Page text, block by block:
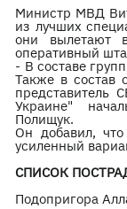
Министр МВД
из лучших
они вылетают
оперативный
- В составе
Также в состав
представитель
Украине"
Полищук.
Он добавил,
усиленный
СПИСОК
Подопригора